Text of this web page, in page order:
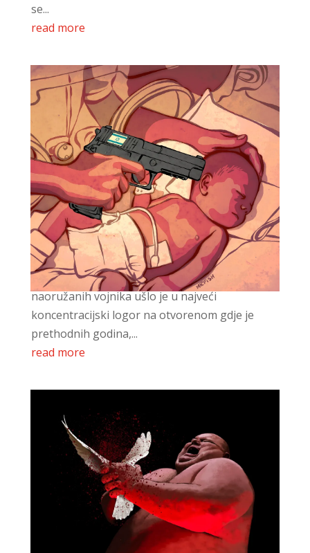
se...
read more
Gaza 18
20. studenoga 2023.
U četiri sata ujutro više od dvije tisuće do zuba
naoružanih vojnika ušlo je u najveći
koncentracijski logor na otvorenom gdje je
prethodnih godina,...
read more